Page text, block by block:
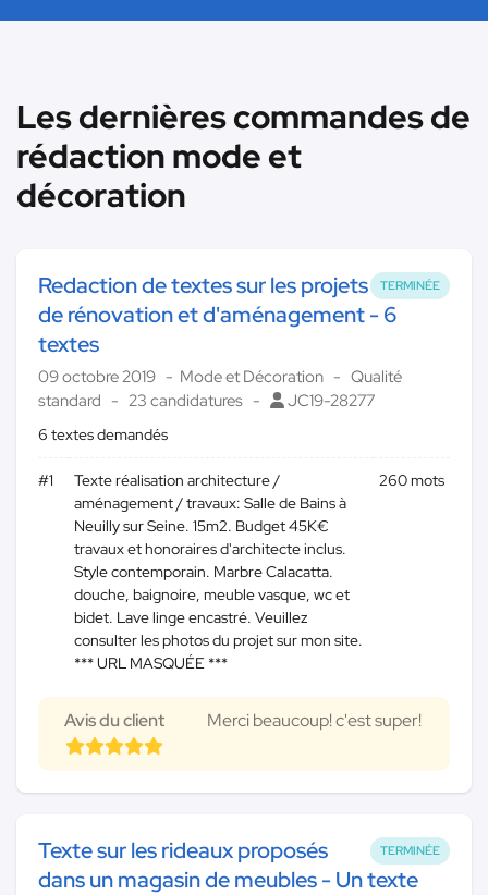
Les dernières commandes de
rédaction mode et
décoration
TERMINÉE
Redaction de textes sur les projets
de rénovation et d'aménagement - 6
textes
09 octobre 2019 Mode et Décoration
Qualité
standard
23 candidatures JC19-28277
6 textes demandés
#1
Texte réalisation architecture /
aménagement / travaux: Salle de Bains à
Neuilly sur Seine. 15m2. Budget 45K€
travaux et honoraires d'architecte inclus.
Style contemporain. Marbre Calacatta.
douche, baignoire, meuble vasque, wc et
bidet. Lave linge encastré. Veuillez
consulter les photos du projet sur mon site.
*** URL MASQUÉE ***
260 mots
Avis du client Merci beaucoup! c'est super!
TERMINÉE
Texte sur les rideaux proposés
dans un magasin de meubles - Un texte